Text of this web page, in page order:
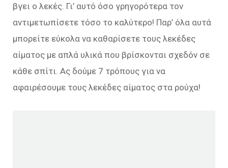
βγει ο λεκές. Γι’ αυτό όσο γρηγορότερα τον
αντιμετωπίσετε τόσο το καλύτερο! Παρ’ όλα αυτά
μπορείτε εύκολα να καθαρίσετε τους λεκέδες
αίματος με απλά υλικά που βρίσκονται σχεδόν σε
κάθε σπίτι. Ας δούμε 7 τρόπους για να
αφαιρέσουμε τους λεκέδες αίματος στα ρούχα!